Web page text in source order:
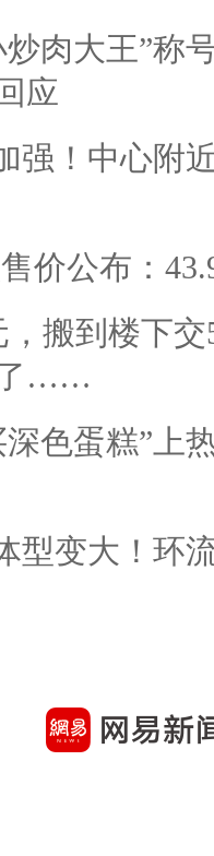
肉大王”称
应
强！中心附
价公布：
搬到楼下
了……
色蛋糕”上
型变大！环